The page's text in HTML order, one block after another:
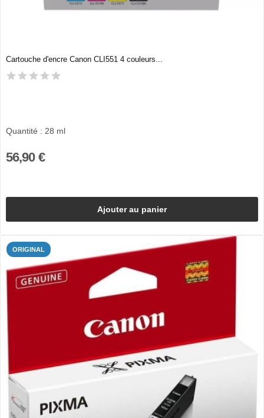
Cartouche d'encre Canon CLI551 4 couleurs...
Quantité : 28 ml
56,90 €
Ajouter au panier
ORIGINAL